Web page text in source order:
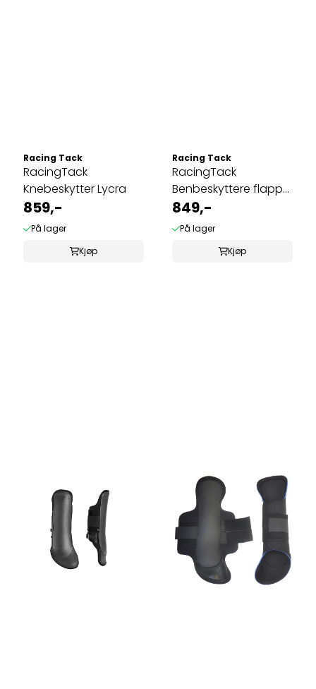
Racing Tack
RacingTack
Knebeskytter Lycra
859,-
På lager
Kjøp
Racing Tack
RacingTack
Benbeskyttere flapp
400A Light
849,-
På lager
Kjøp